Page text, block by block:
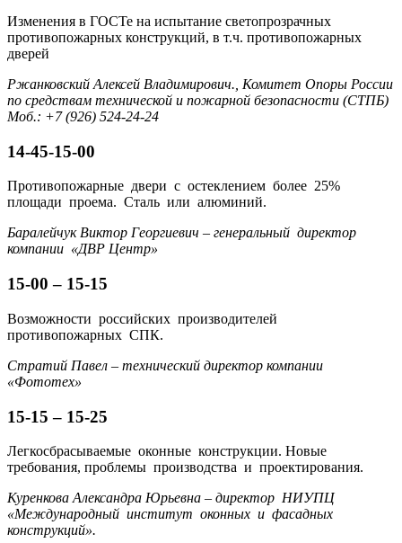
Изменения в ГОСТе на испытание светопрозрачных
противопожарных конструкций, в т.ч. противопожарных
дверей
Ржанковский Алексей Владимирович., Комитет Опоры России
по средствам технической и пожарной безопасности (СТПБ)
Моб.: +7 (926) 524-24-24
14-45-15-00
Противопожарные двери с остеклением более 25%
площади проема. Сталь или алюминий.
Баралейчук Виктор Георгиевич – генеральный директор
компании «ДВР Центр»
15-00 – 15-15
Возможности российских производителей
противопожарных СПК.
Стратий Павел – технический директор компании
«Фототех»
15-15 – 15-25
Легкосбрасываемые оконные конструкции. Новые
требования, проблемы производства и проектирования.
Куренкова Александра Юрьевна – директор НИУПЦ
«Международный институт оконных и фасадных
конструкций».